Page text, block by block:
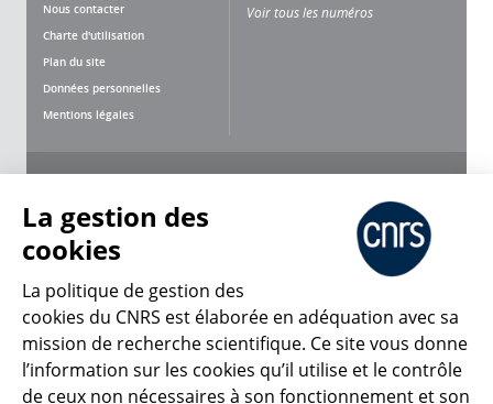
Nous contacter
Charte d'utilisation
Plan du site
Données personnelles
Mentions légales
Voir tous les numéros
CNRS Le Mag
La gestion des
cookies
La politique de gestion des
cookies du CNRS est élaborée en adéquation avec sa
mission de recherche scientifique. Ce site vous donne
l’information sur les cookies qu’il utilise et le contrôle
de ceux non nécessaires à son fonctionnement et son